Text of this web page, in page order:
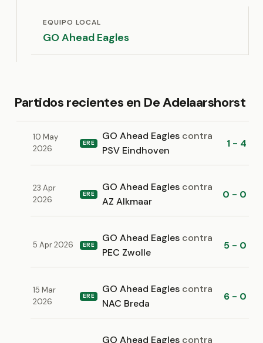
EQUIPO LOCAL
GO Ahead Eagles
Partidos recientes en De Adelaarshorst
10 May
2026
ERE
GO Ahead Eagles contra
PSV Eindhoven
1 - 4
23 Apr
2026
ERE
GO Ahead Eagles contra
AZ Alkmaar
0 - 0
5 Apr 2026 ERE
GO Ahead Eagles contra
PEC Zwolle
5 - 0
15 Mar
2026
ERE
GO Ahead Eagles contra
NAC Breda
6 - 0
GO Ahead Eagles contra